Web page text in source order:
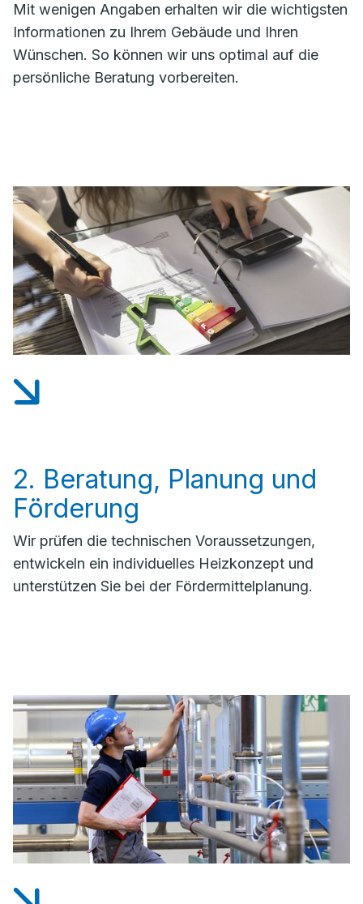
Mit wenigen Angaben erhalten wir die wichtigsten
Informationen zu Ihrem Gebäude und Ihren
Wünschen. So können wir uns optimal auf die
persönliche Beratung vorbereiten.
2. Beratung, Planung und
Förderung
Wir prüfen die technischen Voraussetzungen,
entwickeln ein individuelles Heizkonzept und
unterstützen Sie bei der Fördermittelplanung.